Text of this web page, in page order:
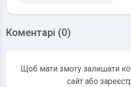
Коментарі (0)
Щоб мати змогу залишати
сайт або